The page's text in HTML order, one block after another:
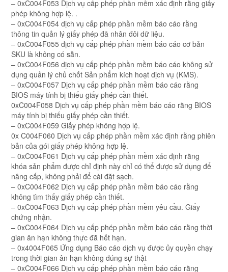
– 0xC004F053 Dịch vụ cấp phép phần mềm xác định rằng giấy
phép không hợp lệ. .
– 0xC004F054 dịch vụ cấp phép phần mềm báo cáo rằng
thông tin quản lý giấy phép đã nhân đôi dữ liệu.
– 0xC004F055 dịch vụ cấp phép phần mềm báo cáo cơ bản
SKU là không có sẵn.
– 0xC004F056 dịch vụ cấp phép phần mềm báo cáo không sử
dụng quản lý chủ chốt Sản phẩm kích hoạt dịch vụ (KMS).
– 0xC004F057 Dịch vụ cấp phép phần mềm báo cáo rằng
BIOS máy tính bị thiếu giấy phép cần thiết.
0xC004F058 Dịch vụ cấp phép phần mềm báo cáo rằng BIOS
máy tính bị thiếu giấy phép cần thiết.
– 0xC004F059 Giấy phép không hợp lệ.
0x C004F060 Dịch vụ cấp phép phần mềm xác định rằng phiên
bản của gói giấy phép không hợp lệ.
– 0xC004F061 Dịch vụ cấp phép phần mềm xác định rằng
khóa sản phẩm được chỉ định này chỉ có thể được sử dụng để
nâng cấp, không phải để cài đặt sạch.
– 0xC004F062 Dịch vụ cấp phép phần mềm báo cáo rằng
không tìm thấy giấy phép cần thiết.
– 0xC004F063 Dịch vụ cấp phép phần mềm yêu cầu. Giấy
chứng nhận.
– 0xC004F064 Dịch vụ cấp phép phần mềm báo cáo rằng thời
gian ân hạn không thực đã hết hạn.
– 0x4004F065 Ứng dụng Báo cáo dịch vụ được ủy quyền chạy
trong thời gian ân hạn không đúng sự thật
– 0xC004F066 Dịch vụ cấp phép phần mềm báo cáo rằng